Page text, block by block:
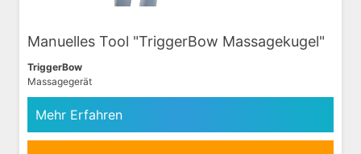
Manuelles Tool "TriggerBow Massagekugel"
TriggerBow
Massagegerät
Mehr Erfahren